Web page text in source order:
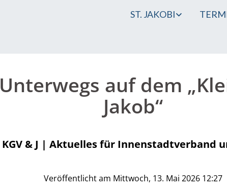
ST. JAKOBI
Unterwegs auf dem
Jakob“
KGV & J | Aktuelles für Innenstadtverband
Veröffentlicht am Mittwoch, 13. Mai 2026 12:27